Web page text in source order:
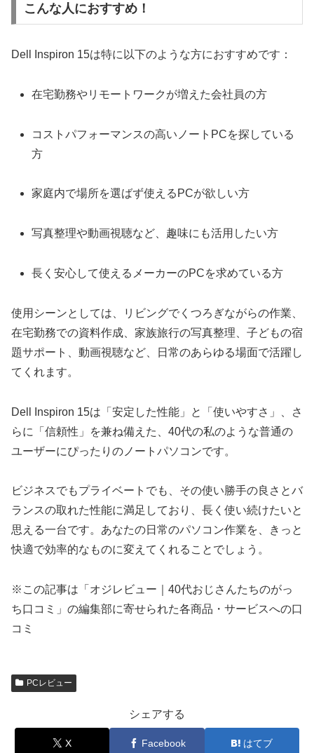
こんな人におすすめ！
Dell Inspiron 15は特に以下のような方におすすめです：
在宅勤務やリモートワークが増えた会社員の方
コストパフォーマンスの高いノートPCを探している
方
家庭内で場所を選ばず使えるPCが欲しい方
写真整理や動画視聴など、趣味にも活用したい方
長く安心して使えるメーカーのPCを求めている方
使用シーンとしては、リビングでくつろぎながらの作業、
在宅勤務での資料作成、家族旅行の写真整理、子どもの宿
題サポート、動画視聴など、日常のあらゆる場面で活躍し
てくれます。
Dell Inspiron 15は「安定した性能」と「使いやすさ」、さ
らに「信頼性」を兼ね備えた、40代の私のような普通の
ユーザーにぴったりのノートパソコンです。
ビジネスでもプライベートでも、その使い勝手の良さとバ
ランスの取れた性能に満足しており、長く使い続けたいと
思える一台です。あなたの日常のパソコン作業を、きっと
快適で効率的なものに変えてくれることでしょう。
※この記事は「オジレビュー｜40代おじさんたちのがっ
ち口コミ」の編集部に寄せられた各商品・サービスへの口
コミ
PCレビュー
シェアする
X Facebook はてブ